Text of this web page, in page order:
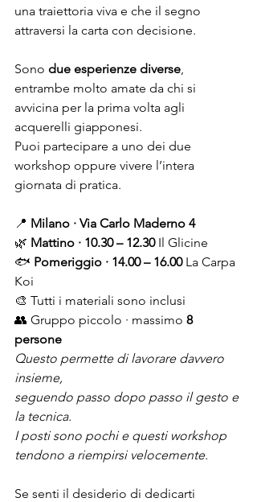
una traiettoria viva e che il segno
attraversi la carta con decisione.
Sono due esperienze diverse
entrambe molto amate da chi si
avvicina per la prima volta agli
acquerelli giapponesi.
Puoi partecipare a uno dei due
workshop oppure vivere l’intera
giornata di pratica.
📍 Milano · Via Carlo Maderno 4
🌿 Mattino · 10.30 – 12.30 Il Glicine
🐟 Pomeriggio · 14.00 – 16.00 La Carpa
Koi
🎨 Tutti i materiali sono inclusi
👥 Gruppo piccolo · massimo 8
persone
Questo permette di lavorare davvero
insieme,
seguendo passo dopo passo il gesto e
la tecnica.
I posti sono pochi e questi workshop
tendono a riempirsi velocemente.
Se senti il desiderio di dedicarti